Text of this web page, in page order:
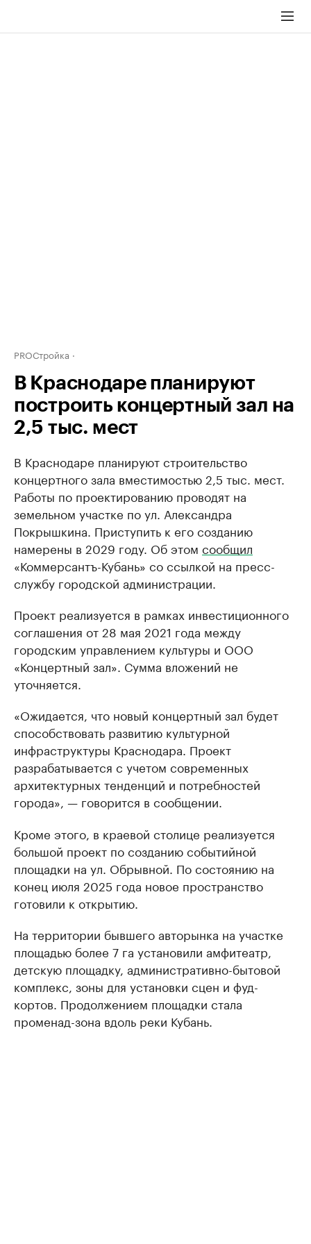
PROСтройка
В Краснодаре планируют
построить концертный зал на
2,5 тыс. мест
В Краснодаре планируют строительство
концертного зала вместимостью 2,5 тыс. мест.
Работы по проектированию проводят на
земельном участке по ул. Александра
Покрышкина. Приступить к его созданию
намерены в 2029 году. Об этом сообщил
«Коммерсантъ-Кубань» со ссылкой на пресс-
службу городской администрации.
Проект реализуется в рамках инвестиционного
соглашения от 28 мая 2021 года между
городским управлением культуры и ООО
«Концертный зал». Сумма вложений не
уточняется.
«Ожидается, что новый концертный зал будет
способствовать развитию культурной
инфраструктуры Краснодара. Проект
разрабатывается с учетом современных
архитектурных тенденций и потребностей
города», — говорится в сообщении.
Кроме этого, в краевой столице реализуется
большой проект по созданию событийной
площадки на ул. Обрывной. По состоянию на
конец июля 2025 года новое пространство
готовили к открытию.
На территории бывшего авторынка на участке
площадью более 7 га установили амфитеатр,
детскую площадку, административно-бытовой
комплекс, зоны для установки сцен и фуд-
кортов. Продолжением площадки стала
променад-зона вдоль реки Кубань.